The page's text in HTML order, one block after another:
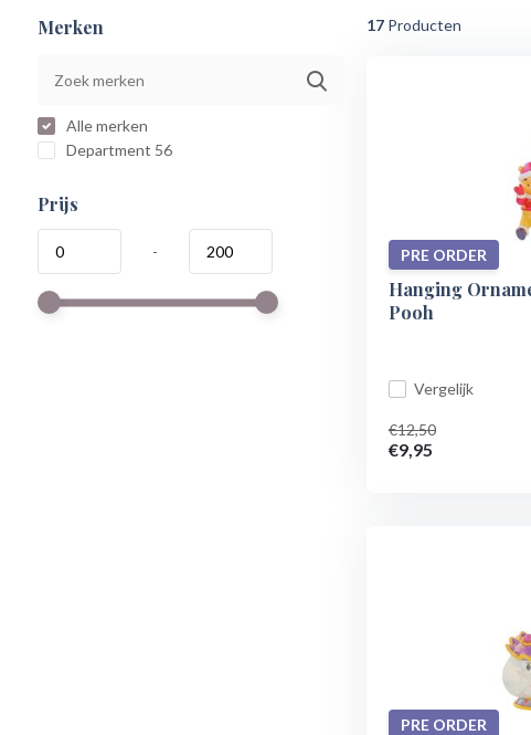
Merken
Alle merken
Department 56
Prijs
-
17Producten
PRE ORDER
Hanging
Pooh
Vergelijk
€12,50
€9,95
PRE ORDER